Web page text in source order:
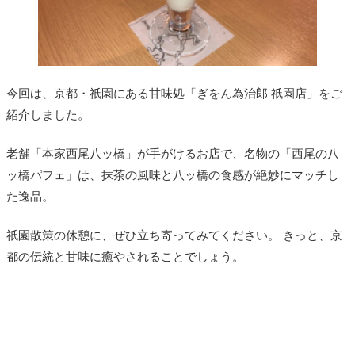
今回は、京都・祇園にある甘味処「ぎをん為治郎 祇園店」をご
紹介しました。
老舗「本家西尾八ッ橋」が手がけるお店で、名物の「西尾の八
ッ橋パフェ」は、抹茶の風味と八ッ橋の食感が絶妙にマッチし
た逸品。
祇園散策の休憩に、ぜひ立ち寄ってみてください。 きっと、京
都の伝統と甘味に癒やされることでしょう。